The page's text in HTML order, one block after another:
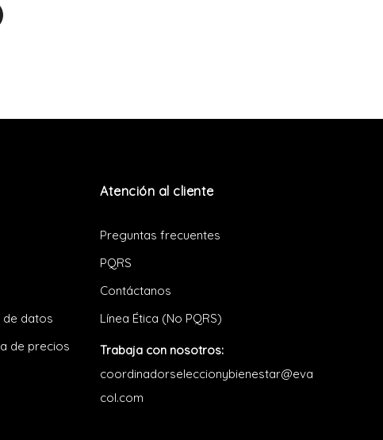
de datos
de precios
Atención al cliente
Preguntas frecuentes
PQRS
Contáctanos
Línea Ética (No PQRS)
Trabaja con nosotros:
coordinadorseleccionybienestar@eva
col.com